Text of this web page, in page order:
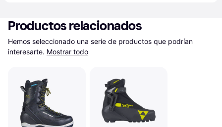
Productos relacionados
Hemos seleccionado una serie de productos que podrían
interesarte. Mostrar todo